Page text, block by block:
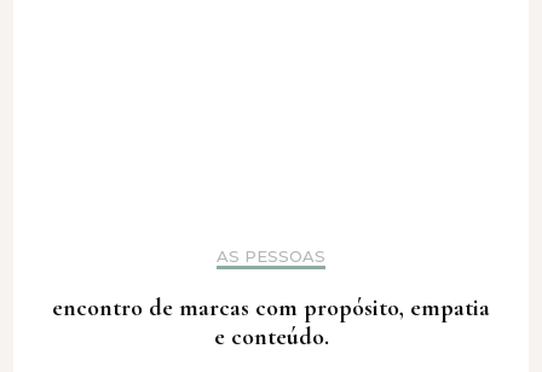
AS PESSOAS
encontro de marcas com propósito, empatia
e conteúdo.